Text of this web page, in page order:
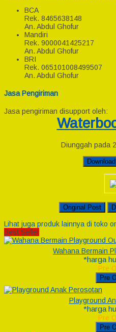
BCA
Rek. 8465638148
An. Abdul Ghofur
Mandiri
Rek. 9000041425217
An. Abdul Ghofur
BRI
Rek. 065101008499507
An. Abdul Ghofur
Jasa Pengiriman
Jasa pengiriman disupport oleh:
Diunggah pada
Original Post
Lihat juga produk lainnya di toko
Best Seller
Wahana Bermain
*harga
Pre
Pre
Playground
*harga
Pre
Pre